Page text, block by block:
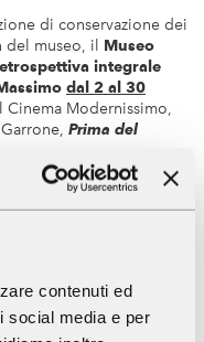
contenuti ed
social media e per
di conservazione dei
del museo, il
Museo
integrale
dal 2 al 30
Cinema Modernissimo,
Prima del
scattate sul set.Io
del deserto, dal
del mar Mediterraneo:
di Seydou e
Garrone che ha